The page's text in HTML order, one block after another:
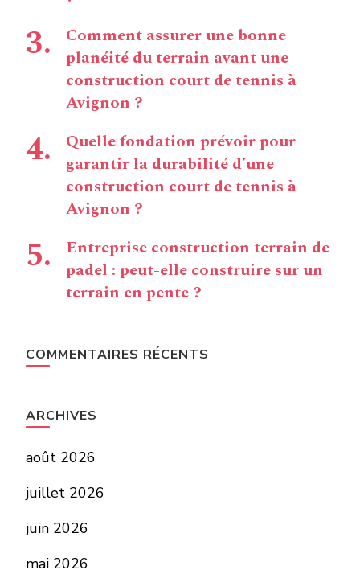
Comment assurer une bonne
planéité du terrain avant une
construction court de tennis à
Avignon ?
Quelle fondation prévoir pour
garantir la durabilité d’une
construction court de tennis à
Avignon ?
Entreprise construction terrain de
padel : peut-elle construire sur un
terrain en pente ?
COMMENTAIRES RÉCENTS
ARCHIVES
août 2026
juillet 2026
juin 2026
mai 2026